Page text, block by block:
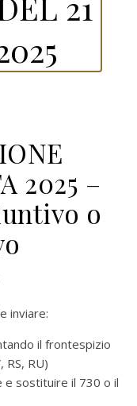
2025 –
o
inviare:
il frontespizio
RS, RU)
sostituire il 730 o il